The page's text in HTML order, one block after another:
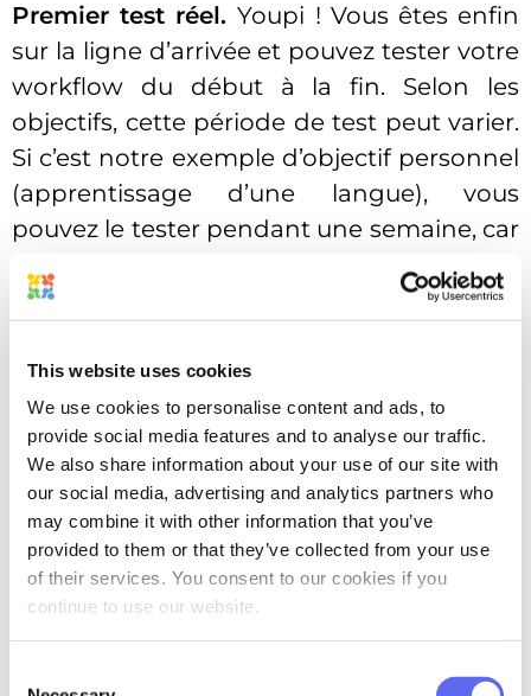
This website uses cookies
We use cookies to personalise content and ads, to
provide social media features and to analyse our traffic.
We also share information about your use of our site with
our social media, advertising and analytics partners who
may combine it with other information that you’ve
provided to them or that they’ve collected from your use
of their services. You consent to our cookies if you
continue to use our website.
Premier test réel.Youpi ! Vous êtes enfin
sur la ligne d’arrivée et pouvez tester votre
workflow du début à la fin. Selon les
objectifs, cette période de test peut varier.
Si c’est notre exemple d’objectif personnel
(apprentissage d’une langue), vous
pouvez le tester pendant une semaine, car
l’objectif est à long terme. Cependant, si
c’est un objectif plus petit (par exemple,
shirts personnalisés), vous pouvez tester
l’ensemble du workflow du début à la fin
et vraiment en avoir une idée.
Étape 3 : Résolution de
problèmes
Autant que j’aimerais que votre workflow
soit parfait du premier coup, les chances